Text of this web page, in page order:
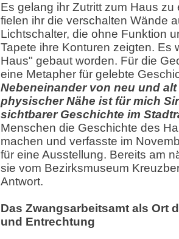
Es gelang ihr Zutritt zum Haus zu
fielen ihr die verschalten Wände
Lichtschalter, die ohne Funktion
Tapete ihre Konturen zeigten. Es
Haus" gebaut worden. Für die
eine Metapher für gelebte
Nebeneinander von neu und
physischer Nähe ist für mich
sichtbarer Geschichte im
Menschen die Geschichte des
machen und verfasste im
für eine Ausstellung. Bereits am
sie vom Bezirksmuseum
Antwort.
Das Zwangsarbeitsamt als Ort
und Entrechtung